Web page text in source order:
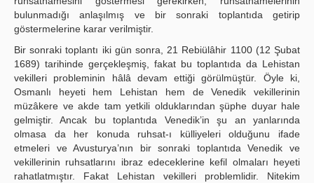
bulunmadığı anlaşılmış ve bir sonraki toplantıda getirip
göstermelerine karar verilmiştir.
Bir sonraki toplantı iki gün sonra, 21 Rebiülâhir 1100 (12 Şubat
1689) tarihinde gerçekleşmiş, fakat bu toplantıda da Lehistan
vekilleri probleminin hâlâ devam ettiği görülmüştür. Öyle ki,
Osmanlı heyeti hem Lehistan hem de Venedik vekillerinin
müzâkere ve akde tam yetkili olduklarından şüphe duyar hale
gelmiştir. Ancak bu toplantıda Venedik’in şu an yanlarında
olmasa da her konuda ruhsat-ı külliyeleri olduğunu ifade
etmeleri ve Avusturya’nın bir sonraki toplantıda Venedik ve
vekillerinin ruhsatlarını ibraz edeceklerine kefil olmaları heyeti
rahatlatmıştır. Fakat Lehistan vekilleri problemlidir. Nitekim